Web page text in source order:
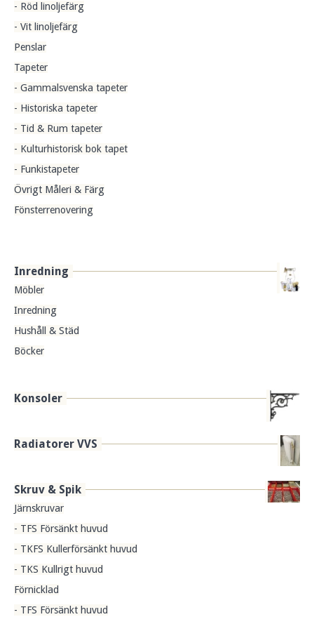
- Röd linoljefärg
- Vit linoljefärg
Penslar
Tapeter
- Gammalsvenska tapeter
- Historiska tapeter
- Tid & Rum tapeter
- Kulturhistorisk bok tapet
- Funkistapeter
Övrigt Måleri & Färg
Fönsterrenovering
Inredning
Möbler
Inredning
Hushåll & Städ
Böcker
Konsoler
Radiatorer VVS
Skruv & Spik
Järnskruvar
- TFS Försänkt huvud
- TKFS Kullerförsänkt huvud
- TKS Kullrigt huvud
Förnicklad
- TFS Försänkt huvud